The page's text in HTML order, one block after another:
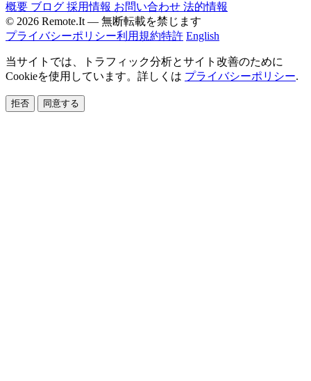
概要 ブログ 採用情報 お問い合わせ 法的情報
© 2026 Remote.It — 無断転載を禁じます
プライバシーポリシー利用規約特許 English
当サイトでは、トラフィック分析とサイト改善のために
Cookieを使用しています。詳しくは プライバシーポリシー.
拒否 同意する